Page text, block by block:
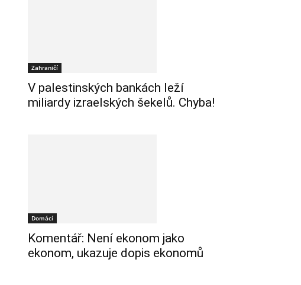
Zahraničí
V palestinských bankách leží
miliardy izraelských šekelů. Chyba!
Domácí
Komentář: Není ekonom jako
ekonom, ukazuje dopis ekonomů